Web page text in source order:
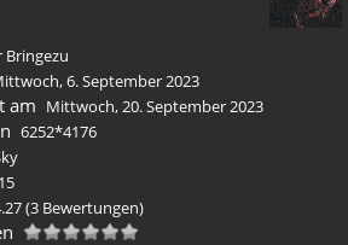
Bringezu
6. September 2023
am Mittwoch, 20. September 2023
6252*4176
(3 Bewertungen)